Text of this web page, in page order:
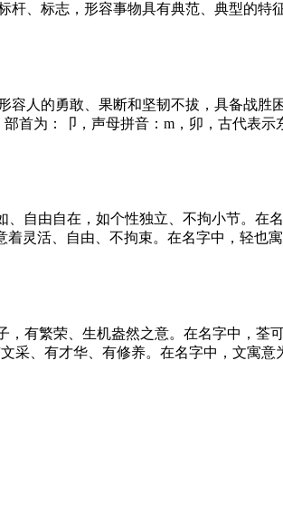
、标志，形容事物具有典范、典型的特
人的勇敢、果断和坚韧不拔，具备战胜
首为：卩，声母拼音：m，卯，古代表
自由自在，如个性独立、不拘小节。在
灵活、自由、不拘束。在名字中，轻也
有繁荣、生机盎然之意。在名字中，荃
、有才华、有修养。在名字中，文寓